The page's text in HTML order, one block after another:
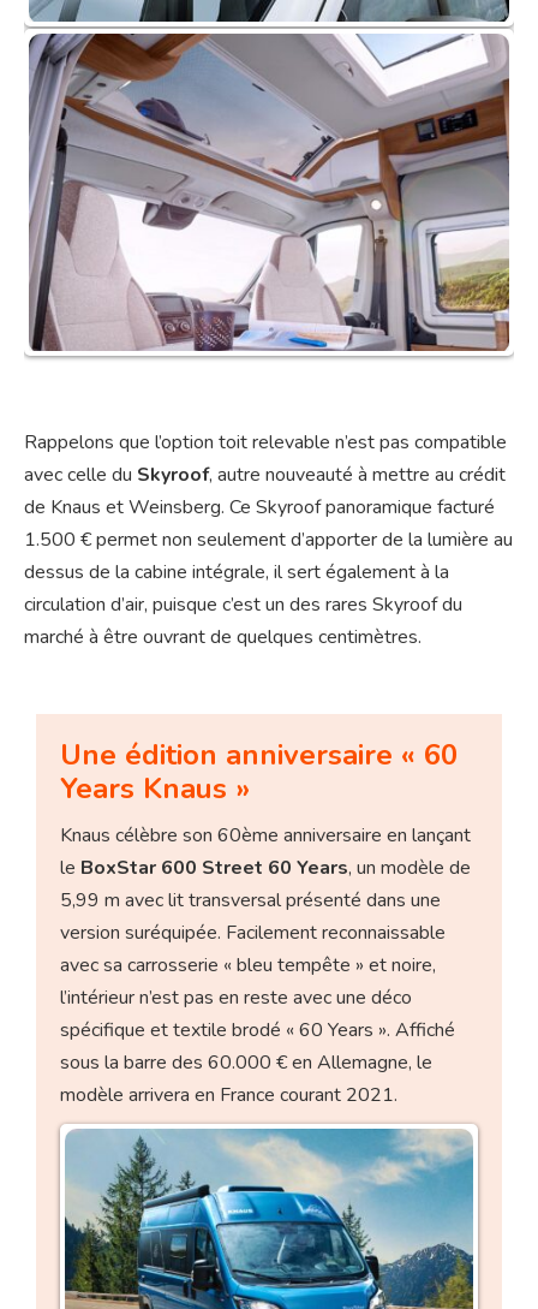
Rappelons que l’option toit relevable n’est pas compatible
avec celle du Skyroof, autre nouveauté à mettre au crédit
de Knaus et Weinsberg. Ce Skyroof panoramique facturé
1.500 € permet non seulement d’apporter de la lumière au
dessus de la cabine intégrale, il sert également à la
circulation d’air, puisque c’est un des rares Skyroof du
marché à être ouvrant de quelques centimètres.
Une édition anniversaire « 60
Years Knaus »
Knaus célèbre son 60ème anniversaire en lançant
le BoxStar 600 Street 60 Years, un modèle de
5,99 m avec lit transversal présenté dans une
version suréquipée. Facilement reconnaissable
avec sa carrosserie « bleu tempête » et noire,
l’intérieur n’est pas en reste avec une déco
spécifique et textile brodé « 60 Years ». Affiché
sous la barre des 60.000 € en Allemagne, le
modèle arrivera en France courant 2021.